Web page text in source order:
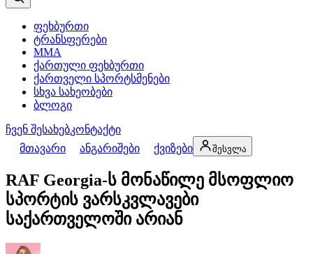
ფეხბურთი
ტრანსფერები
MMA
ქართული ფეხბურთი
ქართველი სპორტსმენები
სხვა სახეობები
ბლოგი
ჩვენ შესახებკონტაქტი
მთავარი
ანგარიშები ქვიზები შესვლა
RAF Georgia-ს მონაწილე მსოფლიო
სპორტის ვარსკვლავები
საქართველოში არიან